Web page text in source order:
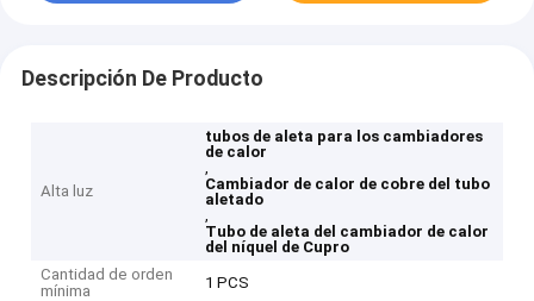
Descripción De Producto
Alta luz
tubos de aleta para los cambiadores
de calor
,
Cambiador de calor de cobre del tubo
aletado
,
Tubo de aleta del cambiador de calor
del níquel de Cupro
Cantidad de orden
mínima
1 PCS